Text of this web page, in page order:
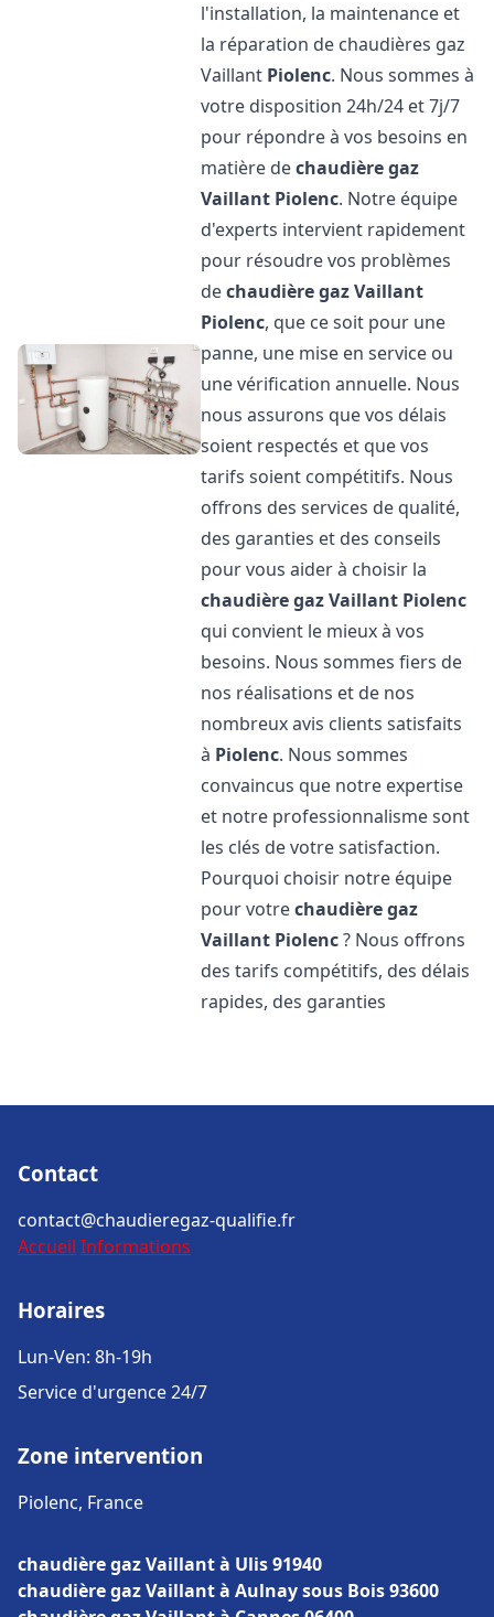
l'installation, la maintenance et
la réparation de chaudières gaz
Vaillant Piolenc. Nous sommes à
votre disposition 24h/24 et 7j/7
pour répondre à vos besoins en
matière dechaudière gaz
Vaillant Piolenc. Notre équipe
d'experts intervient rapidement
pour résoudre vos problèmes
dechaudière gaz Vaillant
Piolenc, que ce soit pour une
panne, une mise en service ou
une vérification annuelle. Nous
nous assurons que vos délais
soient respectés et que vos
tarifs soient compétitifs. Nous
offrons des services de qualité,
des garanties et des conseils
pour vous aider à choisir la
chaudière gaz Vaillant Piolenc
qui convient le mieux à vos
besoins. Nous sommes fiers de
nos réalisations et de nos
nombreux avis clients satisfaits
à Piolenc. Nous sommes
convaincus que notre expertise
et notre professionnalisme sont
les clés de votre satisfaction.
Pourquoi choisir notre équipe
pour votrechaudière gaz
Vaillant Piolenc? Nous offrons
des tarifs compétitifs, des délais
rapides, des garanties
Contact
contact@chaudieregaz-qualifie.fr
Accueil Informations
Horaires
Lun-Ven: 8h-19h
Service d'urgence 24/7
Zone intervention
Piolenc, France
chaudière gaz Vaillant à Ulis 91940
chaudière gaz Vaillant à Aulnay sous Bois 93600